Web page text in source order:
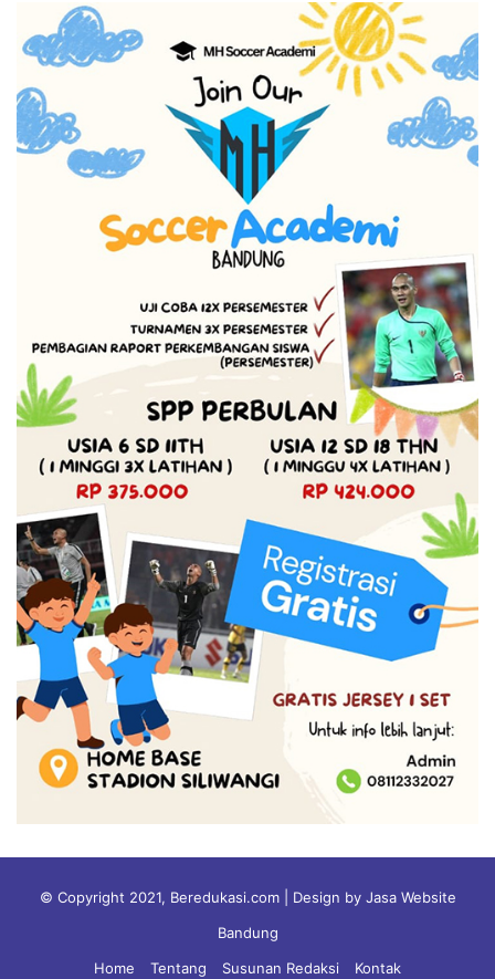
© Copyright 2021, Beredukasi.com | Design by Jasa Website
Bandung
Home
Tentang Susunan Redaksi Kontak